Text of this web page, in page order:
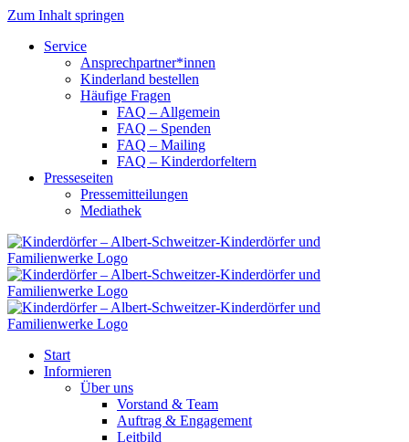
Zum Inhalt springen
Service
Ansprechpartner*innen
Kinderland bestellen
Häufige Fragen
FAQ – Allgemein
FAQ – Spenden
FAQ – Mailing
FAQ – Kinderdorfeltern
Presseseiten
Pressemitteilungen
Mediathek
Start
Informieren
Über uns
Vorstand & Team
Auftrag & Engagement
Leitbild